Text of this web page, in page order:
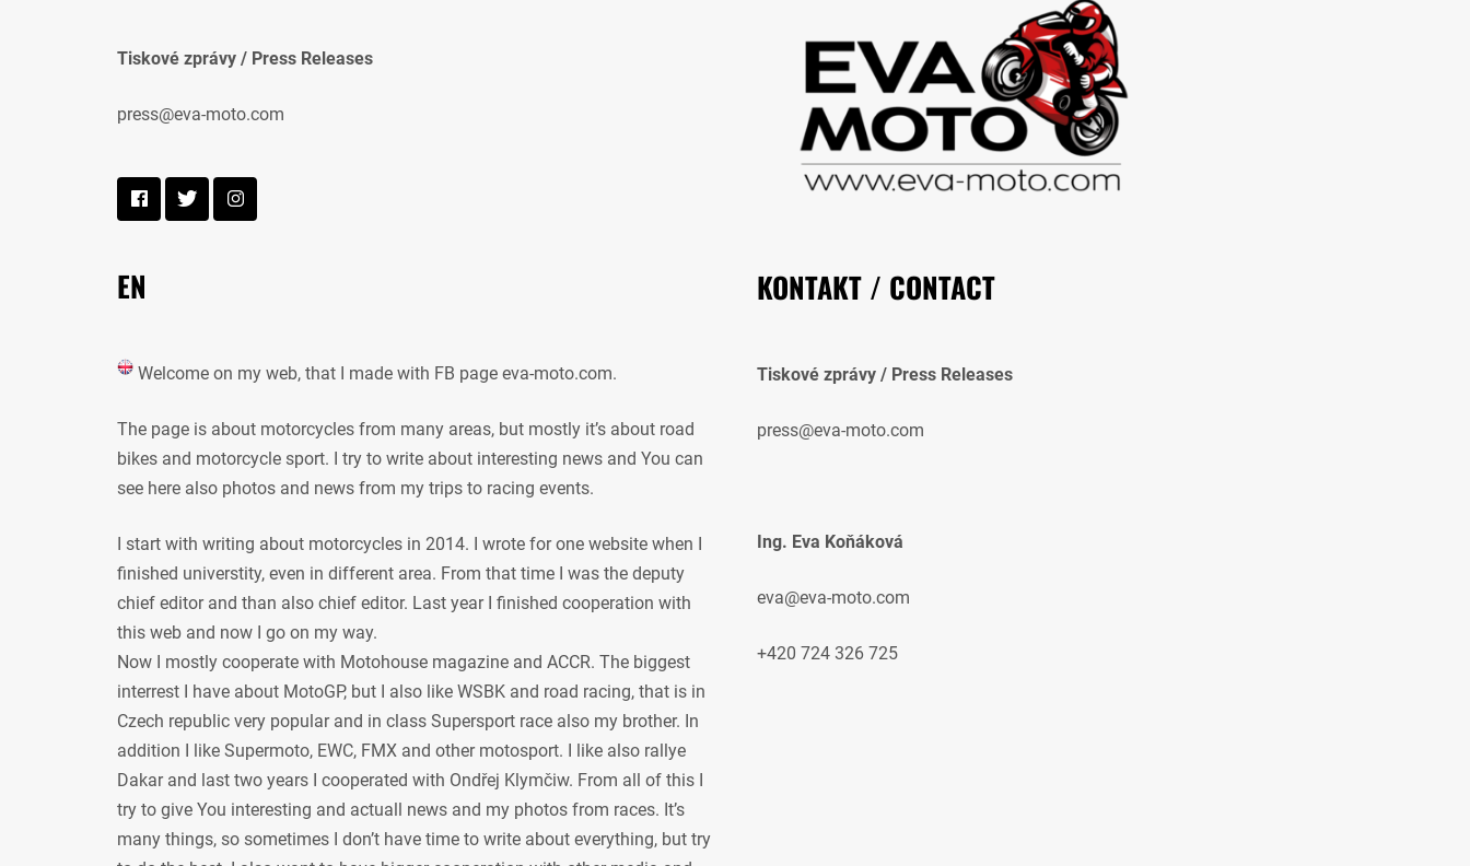
Tiskové zprávy / Press Releases
press@eva-moto.com
EN
Welcome on my web, that I made with FB page eva-moto.com.
The page is about motorcycles from many areas, but mostly it’s about road
bikes and motorcycle sport. I try to write about interesting news and You can
see here also photos and news from my trips to racing events.
I start with writing about motorcycles in 2014. I wrote for one website when I
finished universtity, even in different area. From that time I was the deputy
chief editor and than also chief editor. Last year I finished cooperation with
this web and now I go on my way.
Now I mostly cooperate with Motohouse magazine and ACCR. The biggest
interrest I have about MotoGP, but I also like WSBK and road racing, that is in
Czech republic very popular and in class Supersport race also my brother. In
addition I like Supermoto, EWC, FMX and other motosport. I like also rallye
Dakar and last two years I cooperated with Ondřej Klymčiw. From all of this I
try to give You interesting and actuall news and my photos from races. It’s
many things, so sometimes I don’t have time to write about everything, but try
KONTAKT / CONTACT
Tiskové zprávy / Press Releases
press@eva-moto.com
Ing. Eva Koňáková
eva@eva-moto.com
+420 724 326 725